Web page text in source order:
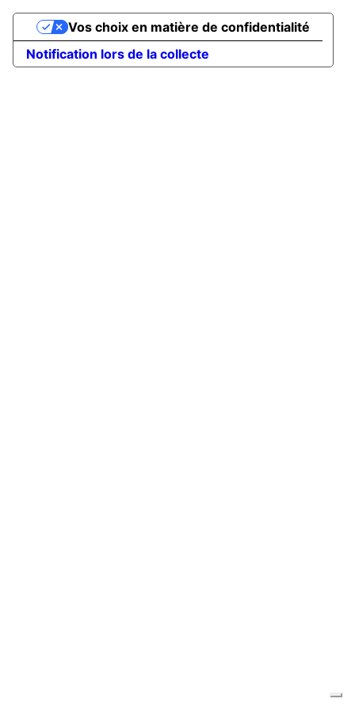
Notification lors de la collecte
Vos choix en matière de confidentialité